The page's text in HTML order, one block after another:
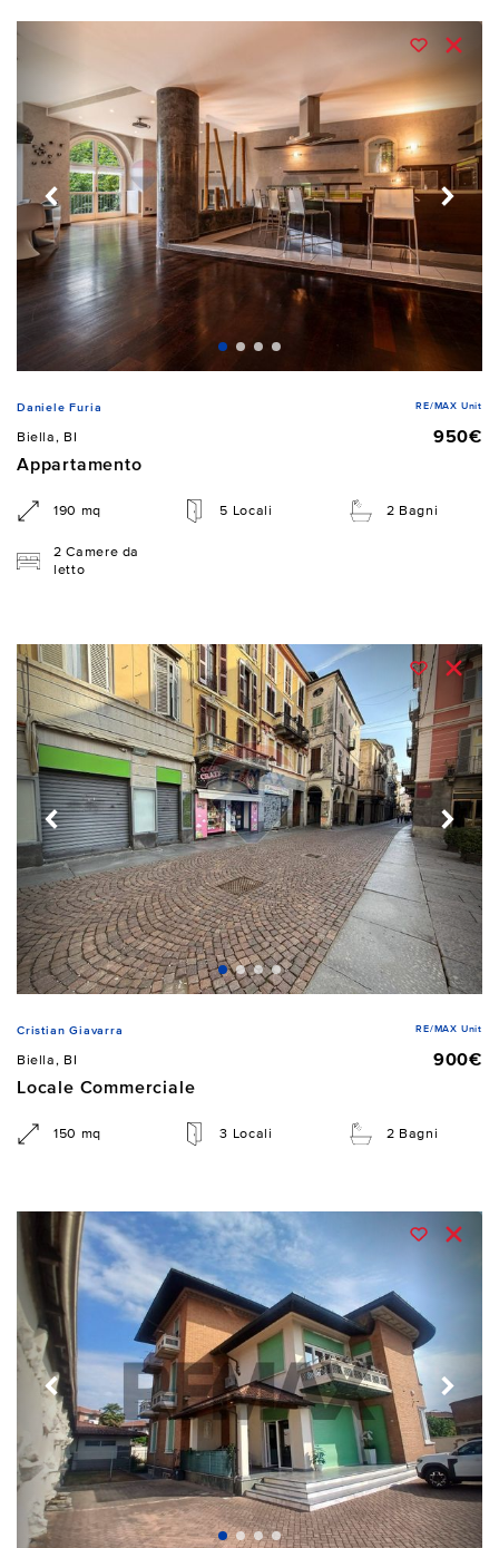
Daniele Furia RE/MAX Unit
Biella, BI
950€
Appartamento
190 mq 5 Locali 2 Bagni
2 Camere da
letto
Cristian Giavarra RE/MAX Unit
Biella, BI
900€
Locale Commerciale
150 mq 3 Locali 2 Bagni